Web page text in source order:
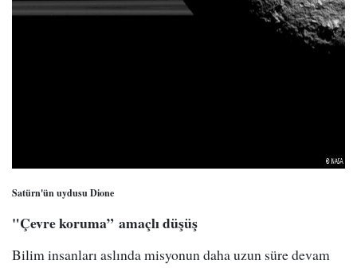
Satürn'ün uydusu Dione
"Çevre koruma” amaçlı düşüş
Bilim insanları aslında misyonun daha uzun süre devam